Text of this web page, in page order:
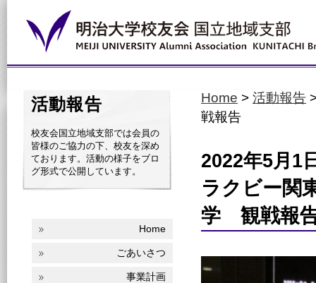
Home > 活動報告
戦報告
2022年5月1
ラクビー関
学 観戦報
活動報告
校友会国立地域支部では会員の
皆様のご協力の下、校友を深め
ております。活動の様子をブロ
グ形式で公開しています。
Home
ごあいさつ
事業計画